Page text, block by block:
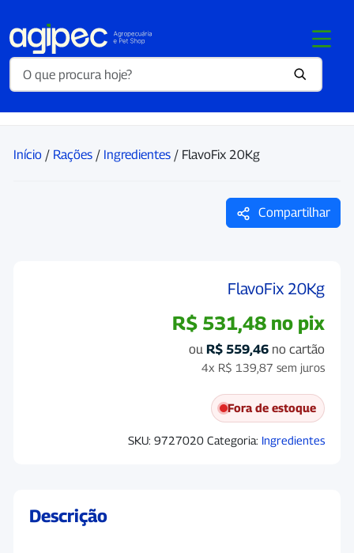
Início / Rações / Ingredientes / FlavoFix 20Kg
Compartilhar
FlavoFix 20Kg
R$ 531,48 no pix
ou R$ 559,46 no cartão
4x R$ 139,87 sem juros
Fora de estoque
SKU: 9727020 Categoria: Ingredientes
Descrição